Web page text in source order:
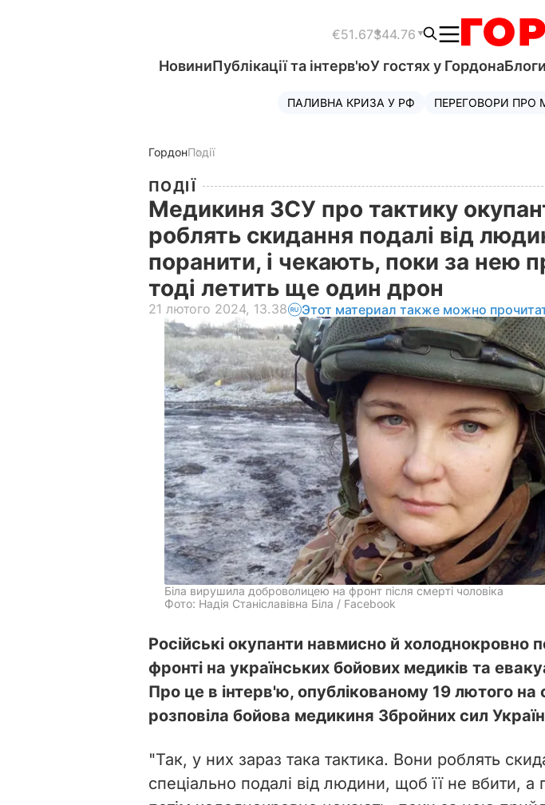
€51.67$44.76
НовиниПублікації та інтерв'юУ гостях у ГордонаБлоги
ПАЛИВНА КРИЗА У РФ ПЕРЕГОВОРИ ПРО
ГордонПодії
ПОДІЇ
Медикиня ЗСУ про тактику
роблять скидання подалі від
поранити, і чекають, поки за нею
тоді летить ще один дрон
21 лютого 2024, 13.38 Этот материал также можно
Біла вирушила доброволицею на фронт після смерті чоловіка
Фото: Надія Станіславівна Біла / Facebook
Російські окупанти навмисно й холоднокровно
фронті на українських бойових медиків та
Про це в інтерв'ю, опублікованому 19 лютого на
розповіла бойова медикиня Збройних сил
"Так, у них зараз така тактика. Вони роблять
спеціально подалі від людини, щоб її не вбити, а